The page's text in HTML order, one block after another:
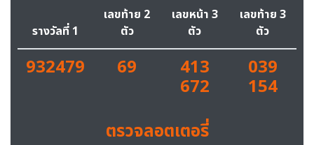
รางวัลที่ 1
เลขท้าย 2
ตัว
เลขหน้า 3
ตัว
เลขท้าย 3
ตัว
932479 69 413
672
039
154
ตรวจลอตเตอรี่